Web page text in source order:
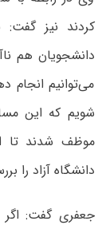
کردند نیز گفت:
دانشجویان هم
می‌توانیم انجام
شویم که این
دانشگاه آزاد را
جعفری گفت: